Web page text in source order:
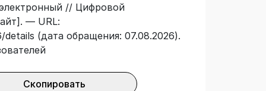
// Цифровой
— URL:
(дата обращения: 07.08.2026).
Скопировать